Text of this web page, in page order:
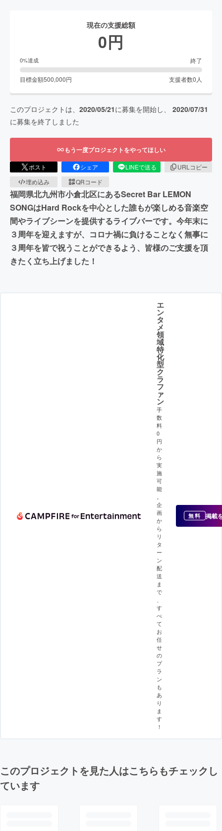
現在の支援総額
0円
0%達成 終了
目標金額500,000円 支援者数0 人
このプロジェクトは、 2020/05/21に募集を開始し、 2020/07/31
に募集を終了しました
もう一度プロジェクトをやってほしい
ポスト シェア LINEで送る
URLコピー
埋め込み
QRコード
福岡県北九州市小倉北区にあるSecret Bar LEMON
SONGはHard Rockを中心とした誰もが楽しめる音楽空
間やライブシーンを提供するライブバーです。今年末に
３周年を迎えますが、コロナ禍に負けることなく無事に
３周年を皆で祝うことができるよう、皆様のご支援を頂
きたく立ち上げました！
エ
ン
タ
メ
領
域
特
化
型
ク
ラ
フ
ァ
ン
手
数
料
0
円
か
ら
実
施
可
能
企
画
か
ら
リ
タ
ー
ン
配
送
ま
で
す
べ
て
お
任
せ
の
プ
ラ
ン
も
あ
り
ま
す
！
無料 掲載
このプロジェクトを見た人はこちらもチェックし
ています